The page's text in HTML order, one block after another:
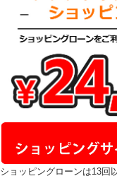
ショッピングローンは13回